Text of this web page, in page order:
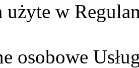
użyte w
osobowe